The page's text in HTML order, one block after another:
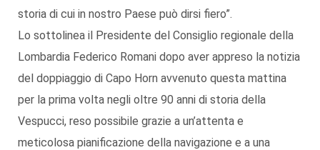
storia di cui in nostro Paese può dirsi fiero”.
Lo sottolinea il Presidente del Consiglio regionale della
Lombardia Federico Romani dopo aver appreso la notizia
del doppiaggio di Capo Horn avvenuto questa mattina
per la prima volta negli oltre 90 anni di storia della
Vespucci, reso possibile grazie a un’attenta e
meticolosa pianificazione della navigazione e a una